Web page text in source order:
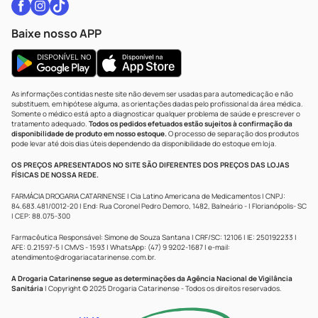
Baixe nosso APP
As informações contidas neste site não devem ser usadas para automedicação e não
substituem, em hipótese alguma, as orientações dadas pelo profissional da área médica.
Somente o médico está apto a diagnosticar qualquer problema de saúde e prescrever o
tratamento adequado. Todos os pedidos efetuados estão sujeitos à confirmação da
disponibilidade de produto em nosso estoque.O processo de separação dos produtos
pode levar até dois dias úteis dependendo da disponibilidade do estoque em loja.
OS PREÇOS APRESENTADOS NO SITE SÃO DIFERENTES DOS PREÇOS DAS LOJAS
FÍSICAS DE NOSSA REDE.
FARMÁCIA DROGARIA CATARINENSE | Cia Latino Americana de Medicamentos | CNPJ:
84.683.481/0012-20 | End: Rua Coronel Pedro Demoro, 1482, Balneário - | Florianópolis- SC
| CEP: 88.075-300
Farmacêutica Responsável: Simone de Souza Santana | CRF/SC: 12106 | IE: 250192233 |
AFE: 0.21597-5 | CMVS - 1593 | WhatsApp: (47) 9 9202-1687 | e-mail:
atendimento@drogariacatarinense.com.br.
A Drogaria Catarinense segue as determinações da Agência Nacional de Vigilância
Sanitária | Copyright © 2025 Drogaria Catarinense - Todos os direitos reservados.